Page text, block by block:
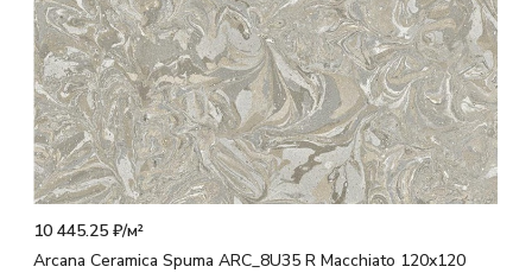
10 445.25 ₽/м²
Arcana Ceramica Spuma ARC_8U35 R Macchiato 120x120